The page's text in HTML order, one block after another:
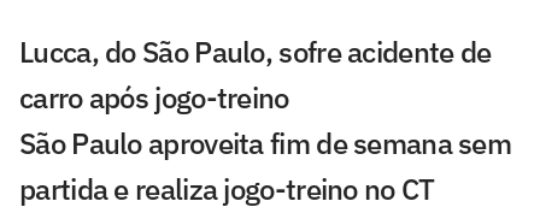
Lucca, do São Paulo, sofre acidente de
carro após jogo-treino
São Paulo aproveita fim de semana sem
partida e realiza jogo-treino no CT